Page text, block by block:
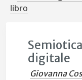
libro
digitale
Giovanna